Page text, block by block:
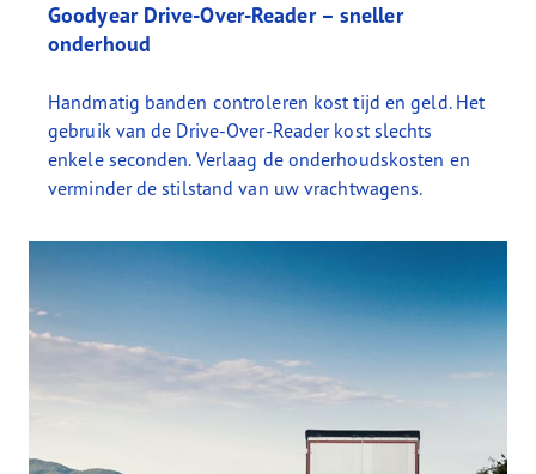
Goodyear Drive-Over-Reader – sneller
onderhoud
Handmatig banden controleren kost tijd en geld. Het
gebruik van de Drive-Over-Reader kost slechts
enkele seconden. Verlaag de onderhoudskosten en
verminder de stilstand van uw vrachtwagens.